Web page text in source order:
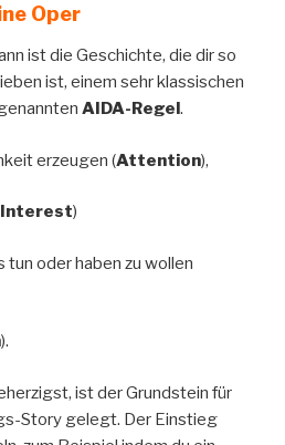
Oper
ist die Geschichte, die dir so
ist, einem sehr klassischen
AIDA-Regel.
erzeugen (Attention),
Interest)
tun oder haben zu wollen
).
ist der Grundstein für
Story gelegt. Der Einstieg